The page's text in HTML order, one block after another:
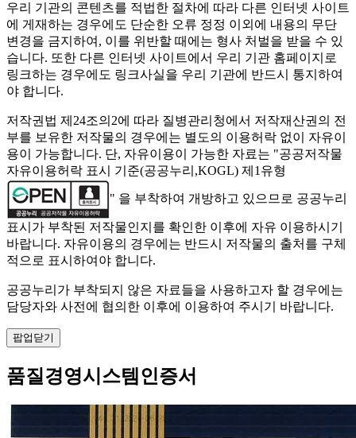
우리 기관의 콘텐츠를 적법한 절차에 따라 다른 인터넷 사이트
에 게재하는 경우에도 단순한 오류 정정 이외에 내용의 무단
변경을 금지하여, 이를 위반할 때에는 형사 처벌을 받을 수 있
습니다. 또한 다른 인터넷 사이트에서 우리 기관 홈페이지로
링크하는 경우에도 링크사실을 우리 기관에 반드시 통지하여
야 합니다.
저작권법 제24조의2에 따라 질병관리청에서 저작재산권의 전
부를 보유한 저작물의 경우에는 별도의 이용허락 없이 자유이
용이 가능합니다. 단, 자유이용이 가능한 자료는 "공공저작물
자유이용허락 표시 기준(공공누리,KOGL) 제1유형
" 을 부착하여 개방하고 있으므로 공공누리
표시가 부착된 저작물인지를 확인한 이후에 자유 이용하시기
바랍니다. 자유이용의 경우에는 반드시 저작물의 출처를 구체
적으로 표시하여야 합니다.
공공누리가 부착되지 않은 자료들을 사용하고자 할 경우에는
담당자와 사전에 협의한 이후에 이용하여 주시기 바랍니다.
팝업닫기
품질경영시스템인증서